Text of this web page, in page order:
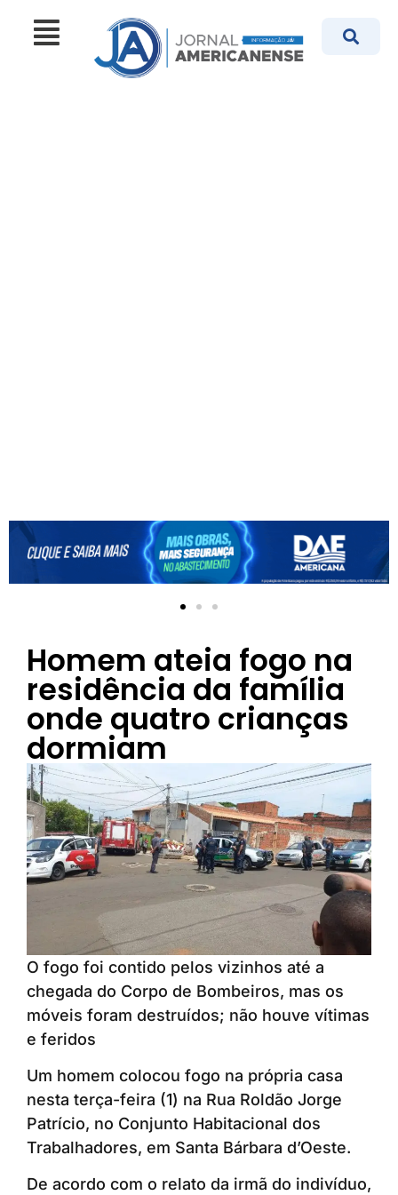
Homem ateia fogo na
residência da família
onde quatro crianças
dormiam
O fogo foi contido pelos vizinhos até a
chegada do Corpo de Bombeiros, mas os
móveis foram destruídos; não houve vítimas
e feridos
Um homem colocou fogo na própria casa
nesta terça-feira (1) na Rua Roldão Jorge
Patrício, no Conjunto Habitacional dos
Trabalhadores, em Santa Bárbara d’Oeste.
De acordo com o relato da irmã do indivíduo,